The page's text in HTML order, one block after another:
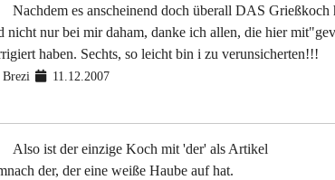
Nachdem es anscheinend doch überall DAS Grießkoch
nicht nur bei mir daham, danke ich allen, die hier
haben. Sechts, so leicht bin i zu verunsicherten!!!
Brezi 11.12.2007
Also ist der einzige Koch mit 'der' als Artikel
der, der eine weiße Haube auf hat.